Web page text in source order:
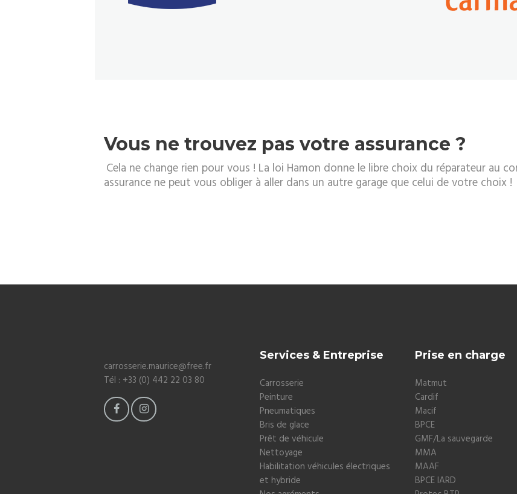
Vous ne trouvez pas votre assurance ?
Cela ne change rien pour vous ! La loi Hamon donne le libre choix du réparateur au
assurance ne peut vous obliger à aller dans un autre garage que celui de votre choix !
carrosserie.maurice@free.fr
Tél : +33 (0) 442 22 03 80
Services & Entreprise
Carrosserie
Peinture
Pneumatiques
Bris de glace
Prêt de véhicule
Nettoyage
Habilitation véhicules électriques
et hybride
Prise en charge
Matmut
Cardif
Macif
BPCE
GMF/La sauvegarde
MMA
MAAF
BPCE IARD